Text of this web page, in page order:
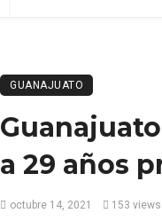
GUANAJUATO
a 29 años
octubre 14, 2021 153 views